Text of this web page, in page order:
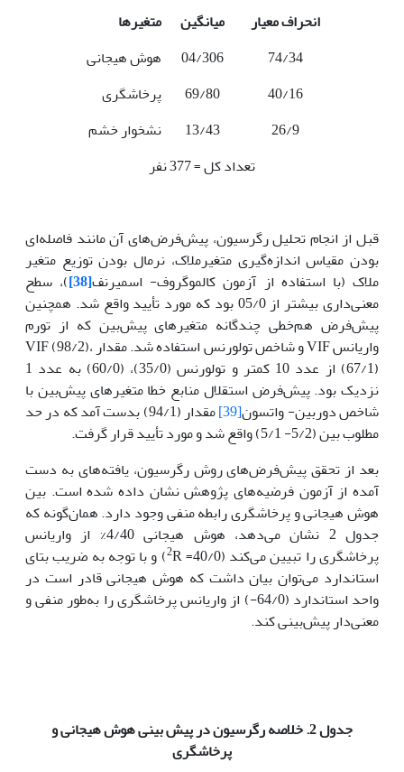
انحراف معیار
میانگین
متغیرها
74/34
04/306
هوش هیجانی
40/16
69/80
پرخاشگری
26/9
13/43
نشخوار خشم
تعداد کل = 377 نفر
قبل از انجام تحلیل رگرسیون، پیش‌فرض‌های آن مانند فاصله‌ای
بودن مقیاس اندازه‌گیری متغیرملاک، نرمال بودن توزیع متغیر
ملاک (با استفاده از آزمون کالموگروف- اسمیرنف[38]
)، سطح
معنی‌داری بیشتر از 05/0 بود که مورد تأیید واقع شد. همچنین
پیش‌فرض هم‌خطی چندگانه متغیرهای پیش‌بین که از تورم
واریانس VIF و شاخص تولورنس استفاده شد. مقدار VIF (98/2)،
(67/1) از عدد 10 کمتر و تولورنس (35/0)، (60/0) به عدد 1
نزدیک بود. پیش‌فرض استقلال منابع خطا متغیرهای پیش‌بین با
شاخص دوربین- واتسون[39]
مقدار (94/1) بدست آمد که در حد
مطلوب بین (5/2- 5/1) واقع شد و مورد تأیید قرار گرفت.
بعد از تحقق پیش‌فرض‌های روش رگرسیون، یافته‌های به دست
آمده از آزمون فرضیه‌های پژوهش نشان داده شده است. بین
هوش هیجانی و پرخاشگری رابطه منفی وجود دارد. همان‌گونه که
جدول 2 نشان می‌دهد، هوش هیجانی 4/40% از واریانس
پرخاشگری را تبیین می‌کند (40/0=
2R) و با توجه به ضریب بتای
استاندارد می‌توان بیان داشت که هوش هیجانی قادر است در
واحد استاندارد (64/0-) از واریانس پرخاشگری را به‌طور منفی و
معنی‌دار پیش‌بینی کند.
جدول 2. خلاصه رگرسیون
در پیش بینی هوش هیجانی و
پرخاشگری